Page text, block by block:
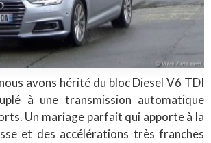
avons hérité du bloc Diesel V6 TDI
à une transmission automatique
Un mariage parfait qui apporte à la
et des accélérations très franches